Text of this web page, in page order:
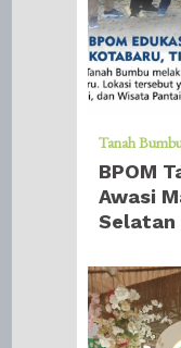
Tanah
BPOM
Awasi
Selatan